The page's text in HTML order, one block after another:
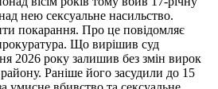
нею сексуальне насильство.
покарання. Про це повідомляє
Що вирішив суд
2026 року залишив без змін вирок
Раніше його засудили до 15